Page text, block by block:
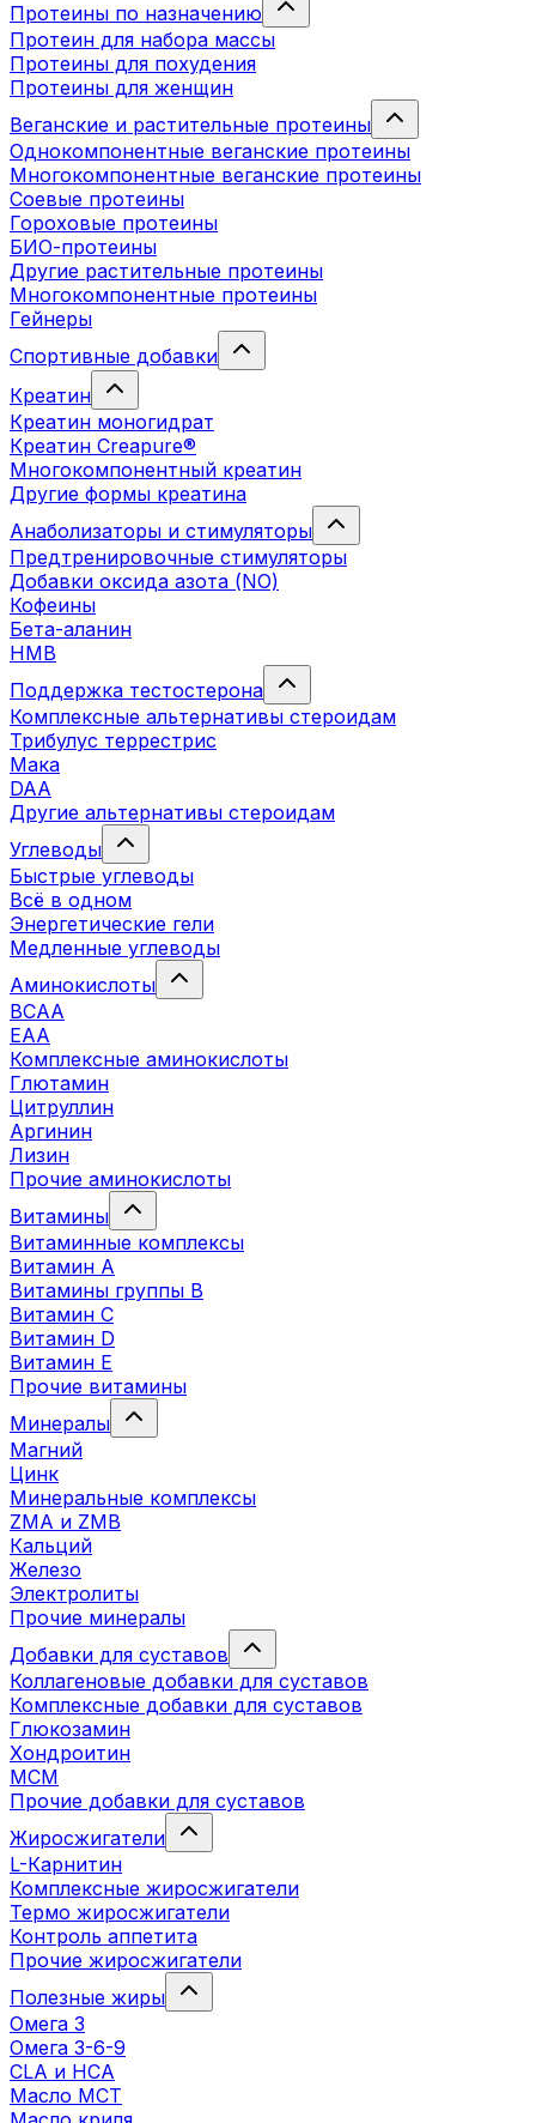
Протеины по назначению
Протеин для набора массы
Протеины для похудения
Протеины для женщин
Веганские и растительные протеины
Однокомпонентные веганские протеины
Многокомпонентные веганские протеины
Соевые протеины
Гороховые протеины
БИО-протеины
Другие растительные протеины
Многокомпонентные протеины
Гейнеры
Спортивные добавки
Креатин
Креатин моногидрат
Креатин Creapure®
Многокомпонентный креатин
Другие формы креатина
Анаболизаторы и стимуляторы
Предтренировочные стимуляторы
Добавки оксида азота (NO)
Кофеины
Бета-аланин
HMB
Поддержка тестостерона
Комплексные альтернативы стероидам
Трибулус террестрис
Мака
DAA
Другие альтернативы стероидам
Углеводы
Быстрые углеводы
Всё в одном
Энергетические гели
Медленные углеводы
Аминокислоты
BCAA
EAA
Комплексные аминокислоты
Глютамин
Цитруллин
Аргинин
Лизин
Прочие аминокислоты
Витамины
Витаминные комплексы
Витамин А
Витамины группы В
Витамин C
Витамин D
Витамин Е
Прочие витамины
Минералы
Магний
Цинк
Минеральные комплексы
ZMA и ZMB
Кальций
Железо
Электролиты
Прочие минералы
Добавки для суставов
Коллагеновые добавки для суставов
Комплексные добавки для суставов
Глюкозамин
Хондроитин
MCM
Прочие добавки для суставов
Жиросжигатели
L-Карнитин
Комплексные жиросжигатели
Термо жиросжигатели
Контроль аппетита
Прочие жиросжигатели
Полезные жиры
Омега 3
Омега 3-6-9
CLA и HCA
Масло МСТ